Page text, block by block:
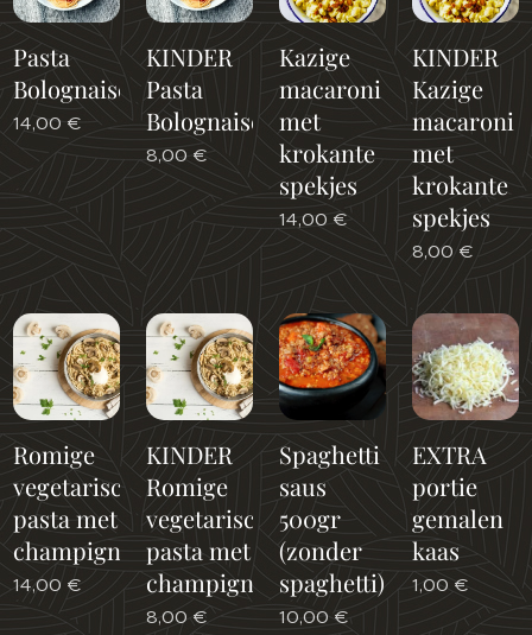
Pasta
Bolognaise
14,00 €
KINDER
Pasta
Bolognaise
8,00 €
Kazige
macaroni
met
krokante
spekjes
14,00 €
KINDER
Kazige
macaroni
met
krokante
spekjes
8,00 €
Romige
vegetarische
pasta met
champignons
14,00 €
KINDER
Romige
vegetarische
pasta met
champignons
8,00 €
Spaghetti
saus
500gr
(zonder
spaghetti)
10,00 €
EXTRA
portie
gemalen
kaas
1,00 €